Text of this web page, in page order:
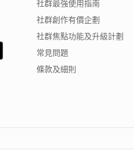
社群最強使用指南
社群創作有價企劃
社群焦點功能及升級計劃
常見問題
條款及細則